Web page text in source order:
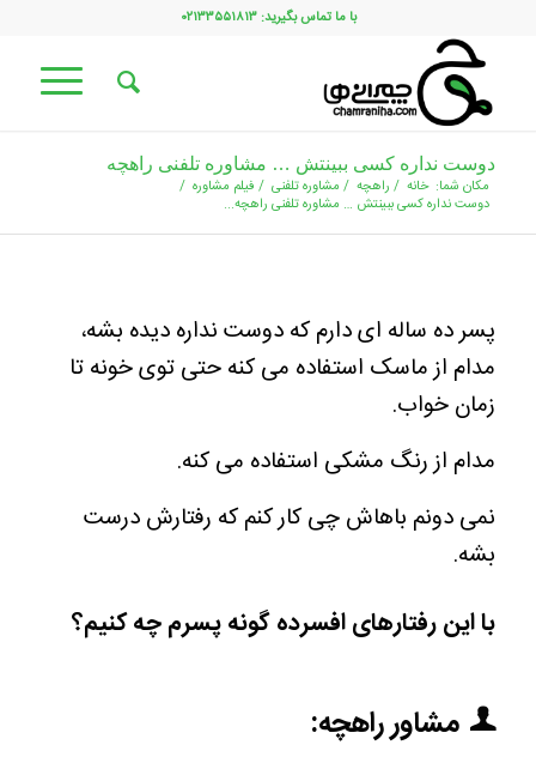
با ما تماس بگیرید: ۰۲۱۳۳۵۵۱۸۱۳
دوست نداره کسی ببینتش … مشاوره تلفنی راهچه
مکان شما: خانه / راهچه / مشاوره تلفنی / فیلم مشاوره /
دوست نداره کسی ببینتش … مشاوره تلفنی راهچه...
پسر ده ساله ای دارم که دوست نداره دیده بشه،
مدام از ماسک استفاده می کنه حتی توی خونه تا
زمان خواب.
مدام از رنگ مشکی استفاده می کنه.
نمی دونم باهاش چی کار کنم که رفتارش درست
بشه.
با این رفتارهای افسرده گونه پسرم چه کنیم؟
مشاور راهچه: